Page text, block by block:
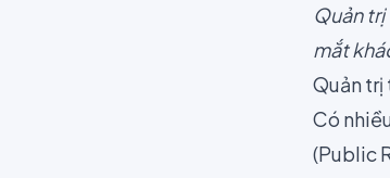
Quản
mắt
Quản trị
Có
(Public